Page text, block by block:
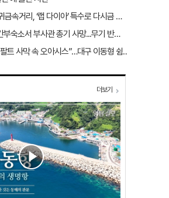
[Y르포] 대구 교동귀금속거리, ‘랩 다이아’ 특수로 다시금 활기…“반짝 인기 의존 않는 지속 가능 성장 동력 마련해야”
포항 해병대 영외 간부숙소서 부사관 총기 사망...무기 반출 비상
[폭염 지옥] “아스팔트 사막 속 오아시스”…대구 이동형 쉼터 버스 ‘북적’, 지하철역도 ‘바글’
더보기